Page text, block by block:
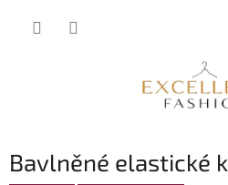
Bavlněné elastické